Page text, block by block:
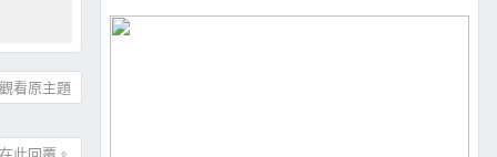
觀看原主題